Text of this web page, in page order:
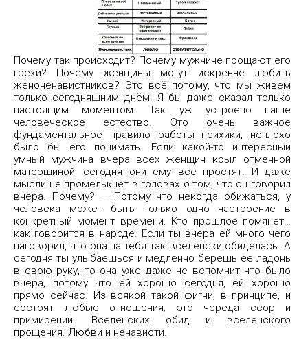
Почему так происходит? Почему мужчине прощают его
грехи? Почему женщины могут искренне любить
женоненавистников? Это всё потому, что мы живем
только сегодняшним днём. Я бы даже сказал только
настоящим моментом. Так уж устроено наше
человеческое естество. Это очень важное
фундаментальное правило работы психики, неплохо
было бы его понимать. Если какой-то интересный
умный мужчина вчера всех женщин крыл отменной
матершиной, сегодня они ему всё простят. И даже
мысли не промелькнет в головах о том, что он говорил
вчера. Почему? – Потому что некогда обижаться, у
человека может быть только одно настроение в
конкретный момент времени. Кто прошлое помянет…
как говорится в народе. Если ты вчера ей много чего
наговорил, что она на тебя так вселенски обиделась. А
сегодня ты улыбаешься и медленно берешь ее ладонь
в свою руку, то она уже даже не вспомнит что было
вчера, потому что ей хорошо сегодня, ей хорошо
прямо сейчас. Из всякой такой фигни, в принципе, и
состоят любые отношения; это череда ссор и
примирений. Вселенских обид и вселенского
прощения. Любви и ненависти.